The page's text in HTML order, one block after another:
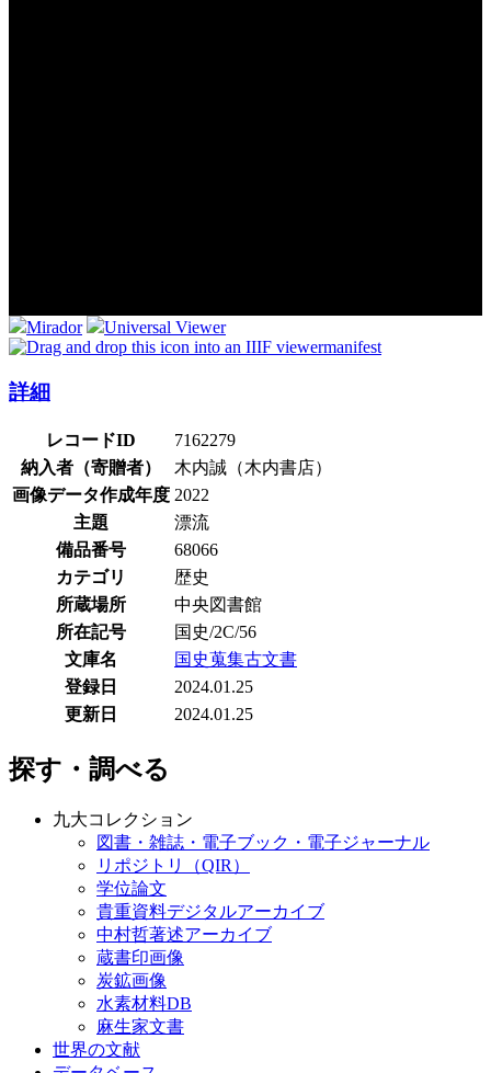
Mirador
Universal Viewer
manifest
詳細
レコードID
7162279
納入者（寄贈者）
木内誠（木内書店）
画像データ作成年度 2022
主題
漂流
備品番号
68066
カテゴリ
歴史
所蔵場所
中央図書館
所在記号
国史/2C/56
文庫名
国史蒐集古文書
登録日
2024.01.25
更新日
2024.01.25
探す・調べる
九大コレクション
図書・雑誌・電子ブック・電子ジャーナル
リポジトリ（QIR）
学位論文
貴重資料デジタルアーカイブ
中村哲著述アーカイブ
蔵書印画像
炭鉱画像
水素材料DB
麻生家文書
世界の文献